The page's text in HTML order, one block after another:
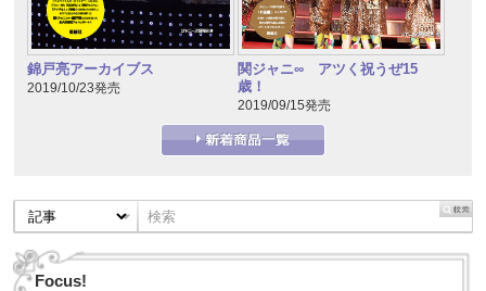
錦戸亮アーカイブス
2019/10/23発売
関ジャニ∞ アツく祝うぜ15
歳！
2019/09/15発売
Focus!